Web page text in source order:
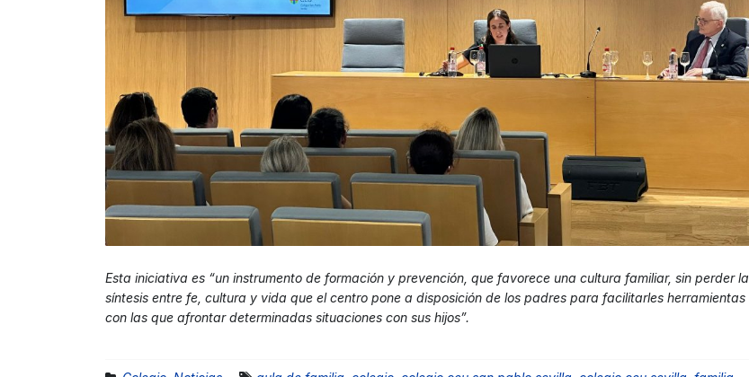
Esta iniciativa es “un instrumento de formación y prevención, que favorece una cultura familiar, sin perder la
síntesis entre fe, cultura y vida que el centro pone a disposición de los padres para facilitarles herramientas
con las que afrontar determinadas situaciones con sus hijos”.